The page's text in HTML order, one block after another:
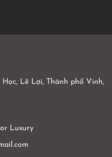
Học, Lê Lợi, Thành phố Vinh,
Luxury